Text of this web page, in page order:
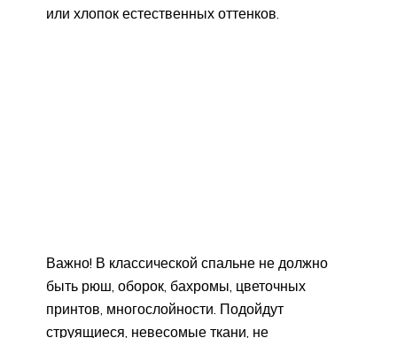
или хлопок естественных оттенков.
Важно! В классической спальне не должно
быть рюш, оборок, бахромы, цветочных
принтов, многослойности. Подойдут
струящиеся, невесомые ткани, не